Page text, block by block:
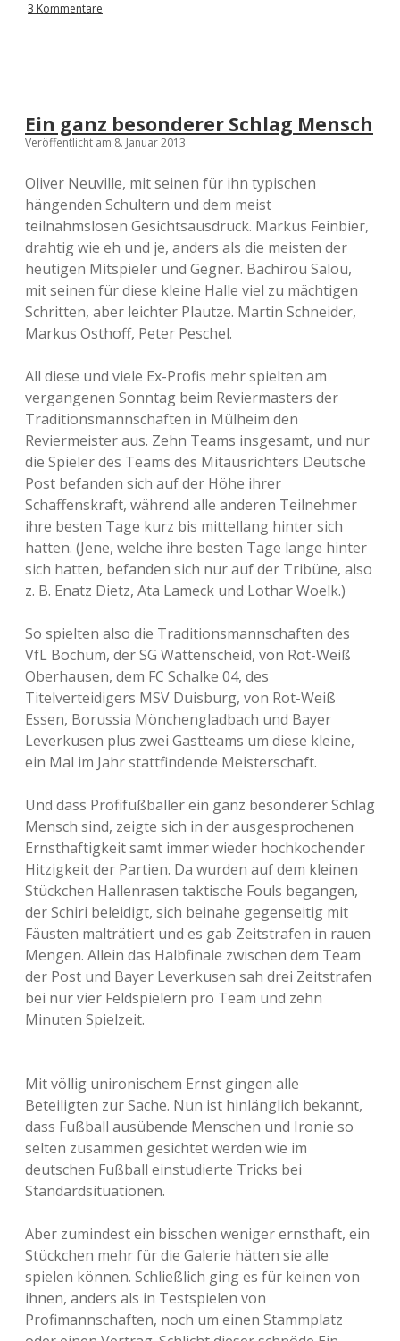
3 Kommentare
Ein ganz besonderer Schlag Mensch
Veröffentlicht am 8. Januar 2013
Oliver Neuville, mit seinen für ihn typischen
hängenden Schultern und dem meist
teilnahmslosen Gesichtsausdruck. Markus Feinbier,
drahtig wie eh und je, anders als die meisten der
heutigen Mitspieler und Gegner. Bachirou Salou,
mit seinen für diese kleine Halle viel zu mächtigen
Schritten, aber leichter Plautze. Martin Schneider,
Markus Osthoff, Peter Peschel.
All diese und viele Ex-Profis mehr spielten am
vergangenen Sonntag beim Reviermasters der
Traditionsmannschaften in Mülheim den
Reviermeister aus. Zehn Teams insgesamt, und nur
die Spieler des Teams des Mitausrichters Deutsche
Post befanden sich auf der Höhe ihrer
Schaffenskraft, während alle anderen Teilnehmer
ihre besten Tage kurz bis mittellang hinter sich
hatten. (Jene, welche ihre besten Tage lange hinter
sich hatten, befanden sich nur auf der Tribüne, also
z. B. Enatz Dietz, Ata Lameck und Lothar Woelk.)
So spielten also die Traditionsmannschaften des
VfL Bochum, der SG Wattenscheid, von Rot-Weiß
Oberhausen, dem FC Schalke 04, des
Titelverteidigers MSV Duisburg, von Rot-Weiß
Essen, Borussia Mönchengladbach und Bayer
Leverkusen plus zwei Gastteams um diese kleine,
ein Mal im Jahr stattfindende Meisterschaft.
Und dass Profifußballer ein ganz besonderer Schlag
Mensch sind, zeigte sich in der ausgesprochenen
Ernsthaftigkeit samt immer wieder hochkochender
Hitzigkeit der Partien. Da wurden auf dem kleinen
Stückchen Hallenrasen taktische Fouls begangen,
der Schiri beleidigt, sich beinahe gegenseitig mit
Fäusten malträtiert und es gab Zeitstrafen in rauen
Mengen. Allein das Halbfinale zwischen dem Team
der Post und Bayer Leverkusen sah drei Zeitstrafen
bei nur vier Feldspielern pro Team und zehn
Minuten Spielzeit.
Mit völlig unironischem Ernst gingen alle
Beteiligten zur Sache. Nun ist hinlänglich bekannt,
dass Fußball ausübende Menschen und Ironie so
selten zusammen gesichtet werden wie im
deutschen Fußball einstudierte Tricks bei
Standardsituationen.
Aber zumindest ein bisschen weniger ernsthaft, ein
Stückchen mehr für die Galerie hätten sie alle
spielen können. Schließlich ging es für keinen von
ihnen, anders als in Testspielen von
Profimannschaften, noch um einen Stammplatz